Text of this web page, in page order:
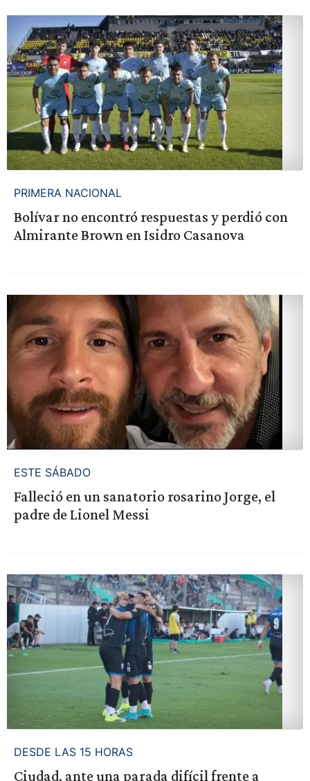
PRIMERA NACIONAL
Bolívar no encontró respuestas y perdió con
Almirante Brown en Isidro Casanova
ESTE SÁBADO
Falleció en un sanatorio rosarino Jorge, el
padre de Lionel Messi
DESDE LAS 15 HORAS
Ciudad, ante una parada difícil frente a